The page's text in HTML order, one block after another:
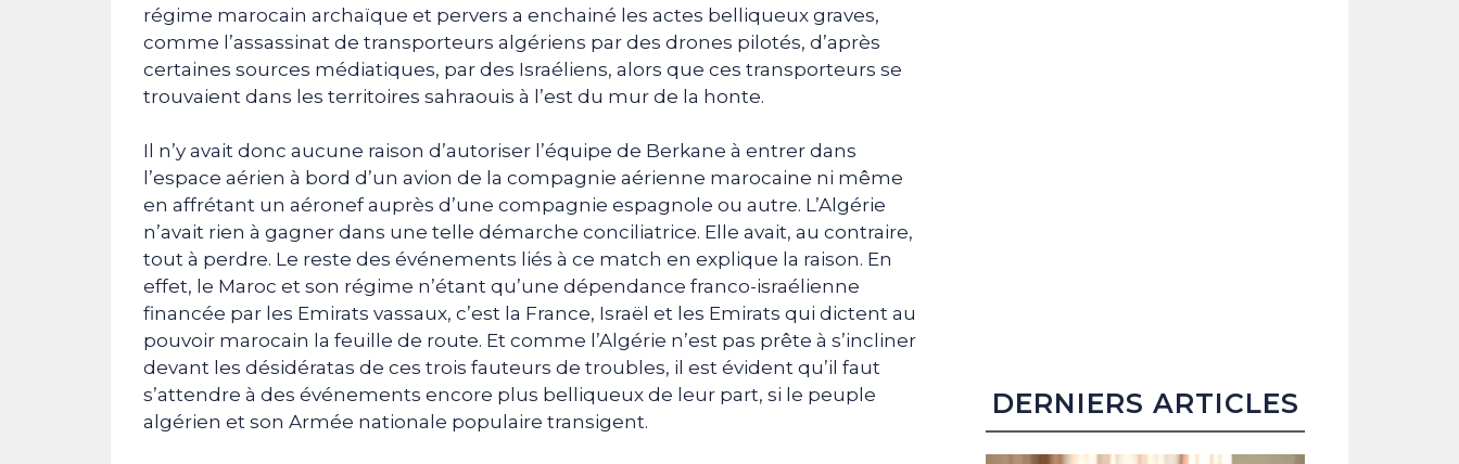
régime marocain archaïque et pervers a enchainé les actes belliqueux graves,
comme l’assassinat de transporteurs algériens par des drones pilotés, d’après
certaines sources médiatiques, par des Israéliens, alors que ces transporteurs se
trouvaient dans les territoires sahraouis à l’est du mur de la honte.
Il n’y avait donc aucune raison d’autoriser l’équipe de Berkane à entrer dans
l’espace aérien à bord d’un avion de la compagnie aérienne marocaine ni même
en affrétant un aéronef auprès d’une compagnie espagnole ou autre. L’Algérie
n’avait rien à gagner dans une telle démarche conciliatrice. Elle avait, au contraire,
tout à perdre. Le reste des événements liés à ce match en explique la raison. En
effet, le Maroc et son régime n’étant qu’une dépendance franco-israélienne
financée par les Emirats vassaux, c’est la France, Israël et les Emirats qui dictent au
pouvoir marocain la feuille de route. Et comme l’Algérie n’est pas prête à s’incliner
devant les désidératas de ces trois fauteurs de troubles, il est évident qu’il faut
s’attendre à des événements encore plus belliqueux de leur part, si le peuple
algérien et son Armée nationale populaire transigent.
DERNIERS ARTICLES